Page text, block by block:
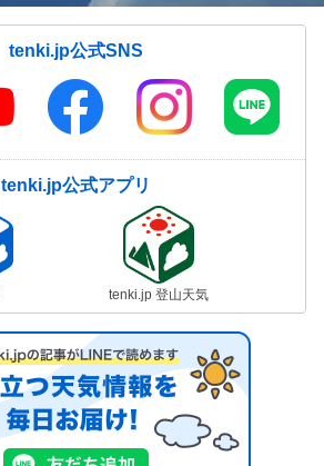
tenki.jp公式SNS
tenki.jp公式アプリ
tenki.jp 登山天気